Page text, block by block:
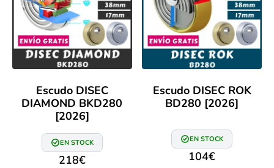
Escudo DISEC
DIAMOND BKD280
[2026]
EN STOCK
218€
Escudo DISEC ROK
BD280 [2026]
EN STOCK
104€